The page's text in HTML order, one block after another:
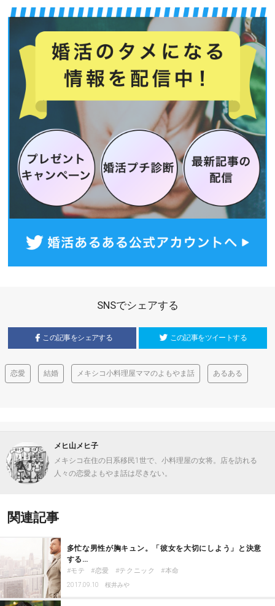
SNSでシェアする
この記事をシェアする この記事をツイートする
恋愛 結婚 メキシコ小料理屋ママのよもやま話 あるある
メヒ山メヒ子
メキシコ在住の日系移民1世で、小料理屋の女将。店を訪れる
人々の恋愛よもやま話は尽きない。
関連記事
多忙な男性が胸キュン。「彼女を大切にしよう」と決意
する…
モテ 恋愛 テクニック 本命
2017.09.10 桜井みや